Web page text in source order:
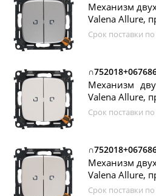
Механизм
Valena Allure,
Срок поставки
Механизм
Valena Allure,
Срок поставки
Механизм
Valena Allure,
Срок поставки